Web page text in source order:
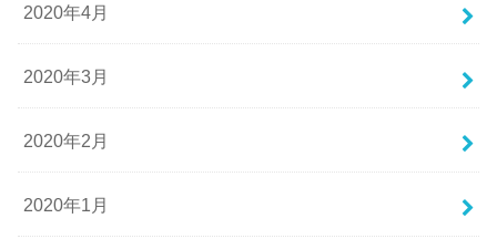
2020年4月
2020年3月
2020年2月
2020年1月